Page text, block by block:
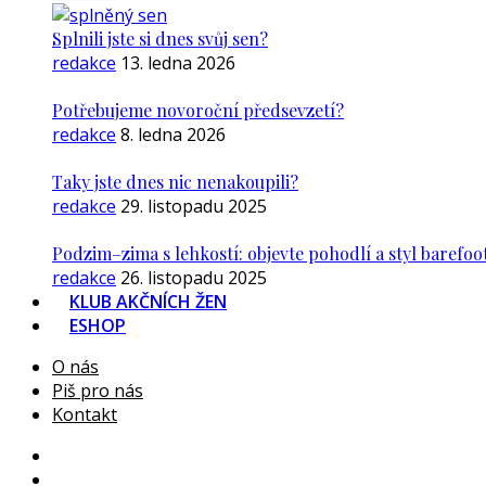
Splnili jste si dnes svůj sen?
redakce 13. ledna 2026
Potřebujeme novoroční předsevzetí?
redakce 8. ledna 2026
Taky jste dnes nic nenakoupili?
redakce 29. listopadu 2025
Podzim–zima s lehkostí: objevte pohodlí a styl
redakce 26. listopadu 2025
KLUB AKČNÍCH ŽEN
ESHOP
O nás
Piš pro nás
Kontakt